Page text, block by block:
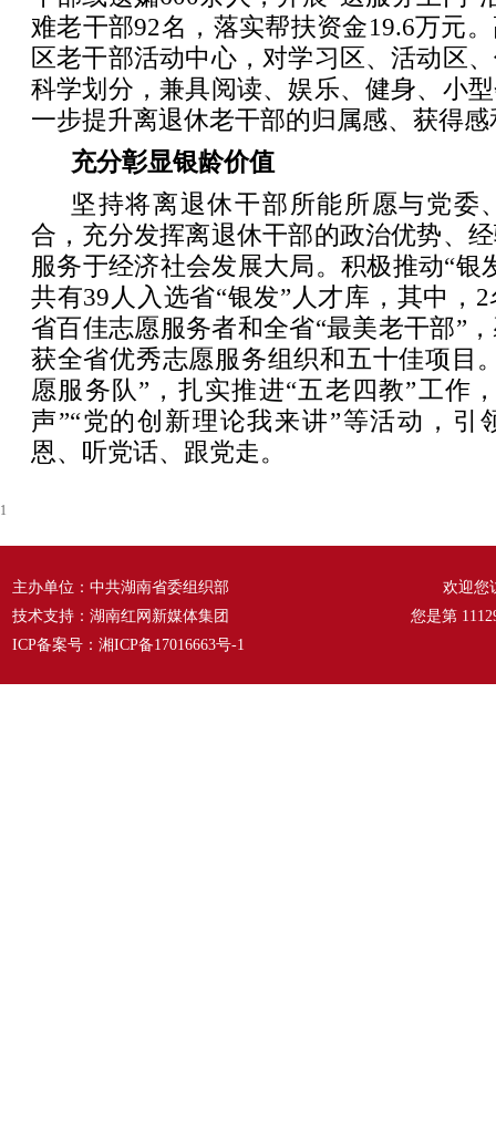
难老干部92名，落实帮扶资金19.6万元
区老干部活动中心，对学习区、活动区
科学划分，兼具阅读、娱乐、健身、小
一步提升离退休老干部的归属感、获得
充分彰显银龄价值
坚持将离退休干部所能所愿与党委
合，充分发挥离退休干部的政治优势、
服务于经济社会发展大局。积极推动“银
共有39人入选省“银发”人才库，其中，
省百佳志愿服务者和全省“最美老干部”
获全省优秀志愿服务组织和五十佳项目
愿服务队”，扎实推进“五老四教”工作
声”“党的创新理论我来讲”等活动，引
恩、听党话、跟党走。
1
主办单位：中共湖南省委组织部
技术支持：湖南红网新媒体集团
ICP备案号： 湘ICP备17016663号-1
欢迎您
您是第